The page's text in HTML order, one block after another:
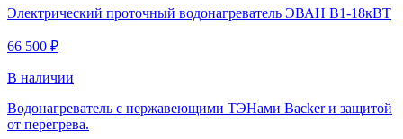
Электрический проточный водонагреватель ЭВАН В1-18кВТ
66 500 ₽
В наличии
Водонагреватель с нержавеющими ТЭНами Backer и защитой
от перегрева.